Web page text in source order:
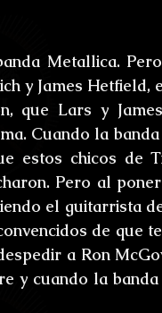
est
Ganadores
Metallica.
y James Hetfield,
que Lars y
Cuando la
estos chicos de
Pero al
el guitarrista
de que
a Ron
y cuando la